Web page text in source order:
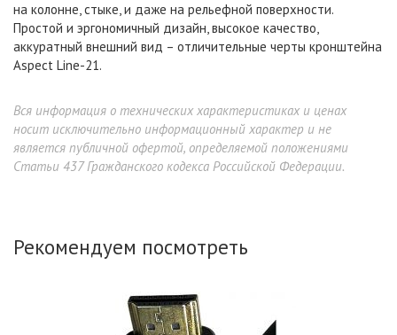
на колонне, стыке, и даже на рельефной поверхности.
Простой и эргономичный дизайн, высокое качество,
аккуратный внешний вид – отличительные черты кронштейна
Aspect Line-21.
Вся информация о технических характеристиках и ценах
носит исключительно информационный характер и не
является публичной офертой, определяемой положениями
Статьи 437 Гражданского кодекса Российской Федерации.
Рекомендуем посмотреть